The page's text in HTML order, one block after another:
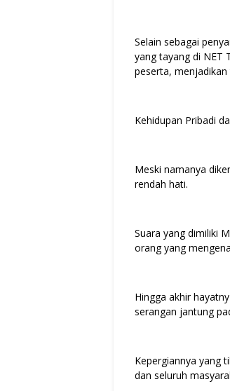
Selain sebagai
yang tayang di NET
peserta,
Kehidupan Pribadi
Meski namanya
rendah hati.
Suara yang dimiliki
orang yang
Hingga akhir
serangan jantung
Kepergiannya yang
dan seluruh